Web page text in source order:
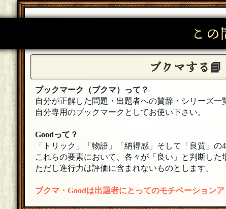
わんだらさん正解おめでとうございます。ご参
17:07]
[18年06月
S@mple
[１０問出題]
HIRO・θ・PONさん気にしないでください(><)
連投申し訳ないです・θ・
S@mple[１０問出題]
HIRO・θ・PONさん歓迎いたします[18年06月26
HIRO・θ・PEN
こ
ブクマする📘
ブックマーク（ブクマ）って？
自分が正解した問題・出題者への賛辞・シリーズ一
自分専用のブックマークとしてお使い下さい。
Goodって？
「トリック」「物語」「納得感」そして「良質」の
これらの要素において、各々が「良い」と判断した
ただし進行力は評価に含まれないものとします。
ブクマ・Goodは出題者にとってのモチベーション